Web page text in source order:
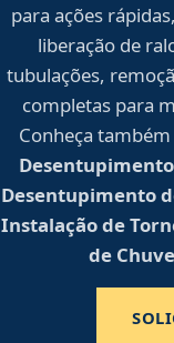
para ações
liberação de
tubulações,
completas para
Conheça
Desentupimento
Instalação de
de